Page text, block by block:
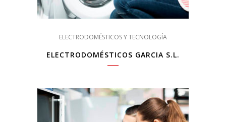
ELECTRODOMÉSTICOS Y TECNOLOGÍA
ELECTRODOMÉSTICOS GARCIA S.L.